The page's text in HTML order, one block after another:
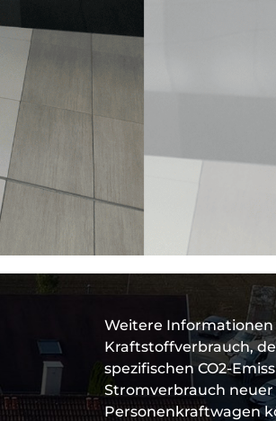
Weitere Informationen
Kraftstoffverbrauch,
spezifischen CO2-
Stromverbrauch neuer
Personenkraftwagen